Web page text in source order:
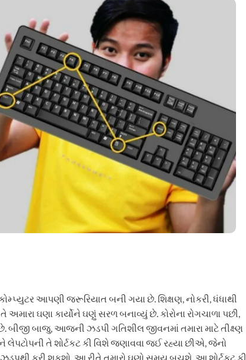
આપણી જરૂરિયાત બની ગયા છે. શિક્ષણ, નોકરી, ધંધાથી
ઘણા કાર્યોને ઘણું સરળ બનાવ્યું છે. કોરોના રોગચાળા પછી,
બીજી બાજુ, આજની ઝડપી ગતિશીલ જીવનમાં તમારા માટે તીક્ષ્ણ
તે શોર્ટકટ કી વિશે જણાવવા જઈ રહ્યા છીએ, જેનો
કરી શકશો. આ રીતે તમારો ઘણો સમય બચશે. આ શોર્ટકટ કી